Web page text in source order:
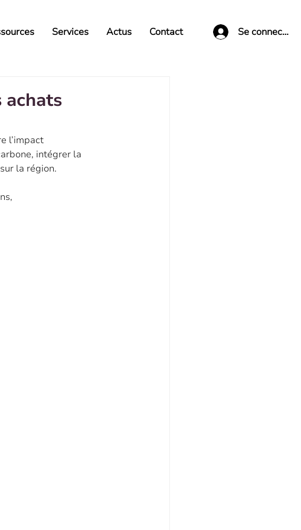
Services Actus Contact Se connecter
achats
l’impact
intégrer la
la région.